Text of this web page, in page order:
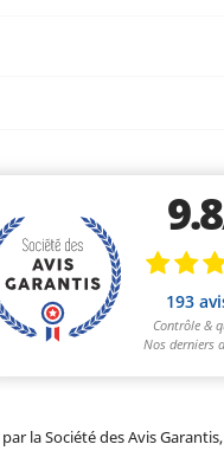
la Société des Avis Garantis,